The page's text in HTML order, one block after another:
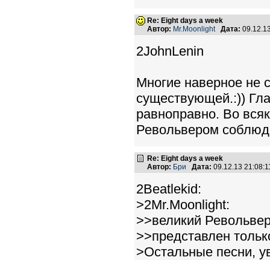
Re: Eight days a week
Автор: Mr.Moonlight Дата:
2JohnLenin
Многие наверное не
существующей.:))
равноправно. Во
Револьвером
Re: Eight days a week
Автор: Бри Дата: 09.12.13
2Beatlekid:
>2Mr.Moonlight:
>>великий
>>представлен
>Остальные песни,